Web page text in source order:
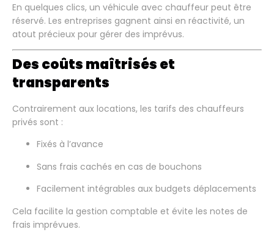
En quelques clics, un véhicule avec chauffeur peut être
réservé. Les entreprises gagnent ainsi en réactivité, un
atout précieux pour gérer des imprévus.
Des coûts maîtrisés et
transparents
Contrairement aux locations, les tarifs des chauffeurs
privés sont :
Fixés à l’avance
Sans frais cachés en cas de bouchons
Facilement intégrables aux budgets déplacements
Cela facilite la gestion comptable et évite les notes de
frais imprévues.